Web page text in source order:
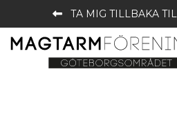
TA MIG TILLBAKA